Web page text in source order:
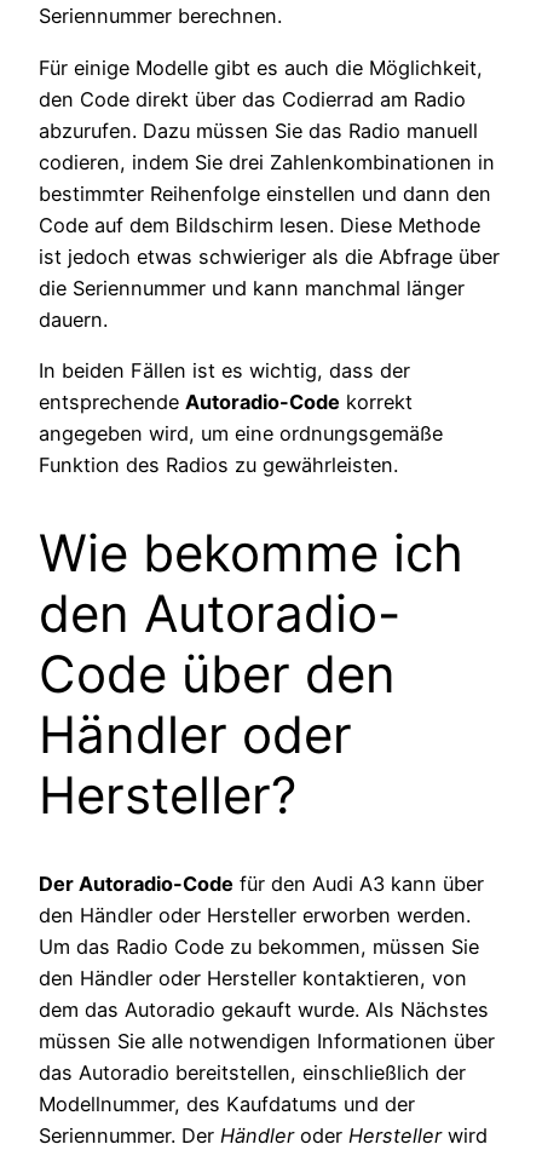
Seriennummer berechnen.
Für einige Modelle gibt es auch die Möglichkeit,
den Code direkt über das Codierrad am Radio
abzurufen. Dazu müssen Sie das Radio manuell
codieren, indem Sie drei Zahlenkombinationen in
bestimmter Reihenfolge einstellen und dann den
Code auf dem Bildschirm lesen. Diese Methode
ist jedoch etwas schwieriger als die Abfrage über
die Seriennummer und kann manchmal länger
dauern.
In beiden Fällen ist es wichtig, dass der
entsprechende Autoradio-Code korrekt
angegeben wird, um eine ordnungsgemäße
Funktion des Radios zu gewährleisten.
Wie bekomme ich
den Autoradio-
Code über den
Händler oder
Hersteller?
Der Autoradio-Code für den Audi A3 kann über
den Händler oder Hersteller erworben werden.
Um das Radio Code zu bekommen, müssen Sie
den Händler oder Hersteller kontaktieren, von
dem das Autoradio gekauft wurde. Als Nächstes
müssen Sie alle notwendigen Informationen über
das Autoradio bereitstellen, einschließlich der
Modellnummer, des Kaufdatums und der
Seriennummer. Der Händleroder Herstellerwird